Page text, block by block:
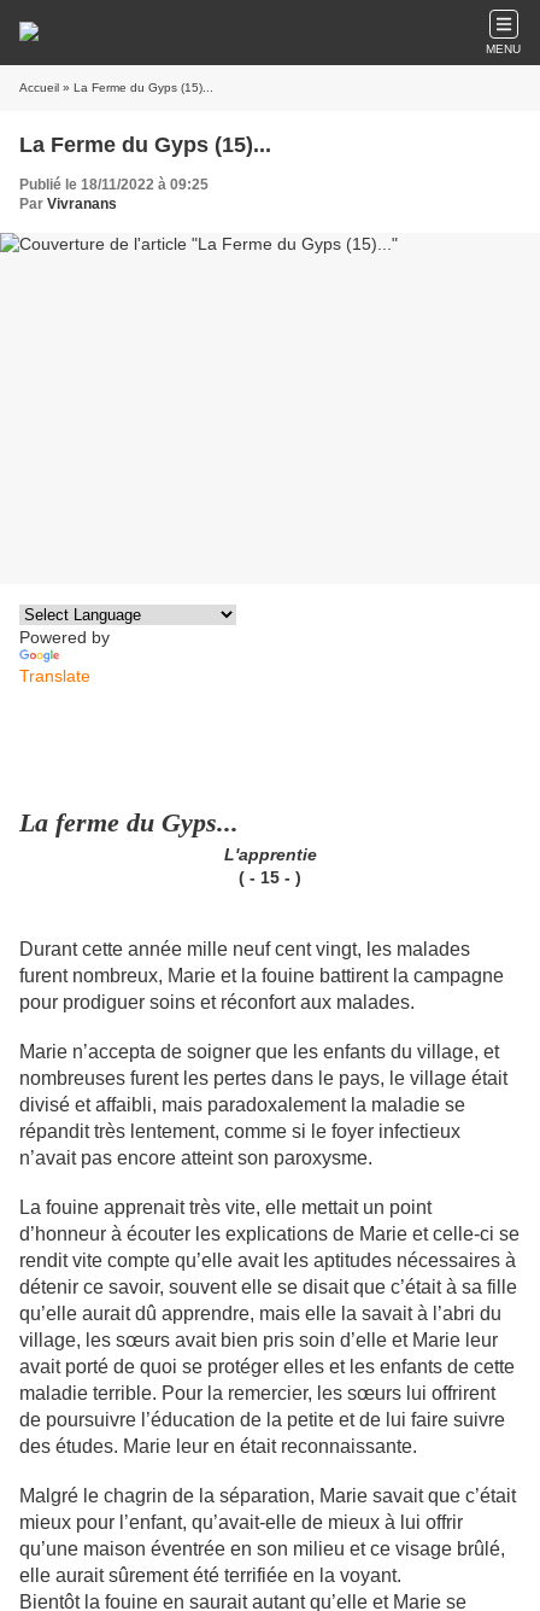
MENU
Accueil » La Ferme du Gyps (15)...
La Ferme du Gyps (15)...
Publié le 18/11/2022 à 09:25
Par Vivranans
Powered by
Translate
La ferme du Gyps...
L'apprentie
( - 15 - )
Durant cette année mille neuf cent vingt, les malades
furent nombreux, Marie et la fouine battirent la campagne
pour prodiguer soins et réconfort aux malades.
Marie n’accepta de soigner que les enfants du village, et
nombreuses furent les pertes dans le pays, le village était
divisé et affaibli, mais paradoxalement la maladie se
répandit très lentement, comme si le foyer infectieux
n’avait pas encore atteint son paroxysme.
La fouine apprenait très vite, elle mettait un point
d’honneur à écouter les explications de Marie et celle-ci se
rendit vite compte qu’elle avait les aptitudes nécessaires à
détenir ce savoir, souvent elle se disait que c’était à sa fille
qu’elle aurait dû apprendre, mais elle la savait à l’abri du
village, les sœurs avait bien pris soin d’elle et Marie leur
avait porté de quoi se protéger elles et les enfants de cette
maladie terrible. Pour la remercier, les sœurs lui offrirent
de poursuivre l’éducation de la petite et de lui faire suivre
des études. Marie leur en était reconnaissante.
Malgré le chagrin de la séparation, Marie savait que c’était
mieux pour l’enfant, qu’avait-elle de mieux à lui offrir
qu’une maison éventrée en son milieu et ce visage brûlé,
elle aurait sûrement été terrifiée en la voyant.
Bientôt la fouine en saurait autant qu’elle et Marie se